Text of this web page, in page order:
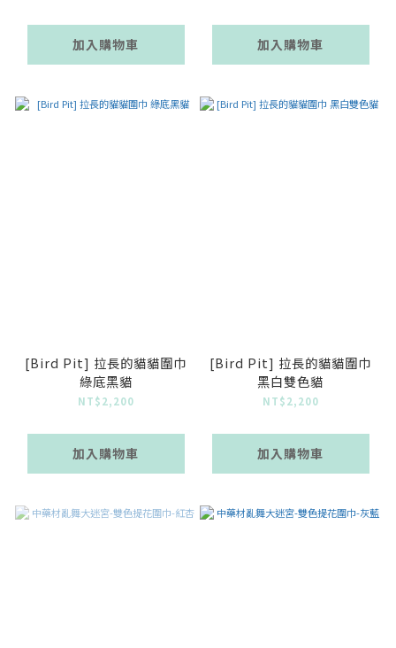
加入購物車 加入購物車
[Bird Pit] 拉長的貓貓圍巾
綠底黑貓
NT$2,200
加入購物車
[Bird Pit] 拉長的貓貓圍巾
黑白雙色貓
NT$2,200
加入購物車